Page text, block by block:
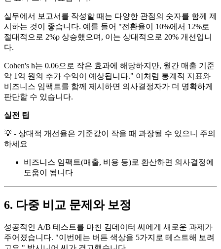
실무에서 보고서를 작성할 때는 다양한 관점의 숫자를 함께 제
시하는 것이 좋습니다. 예를 들어 "전환율이 10%에서 12%로
절대적으로 2%p 상승했으며, 이는 상대적으로 20% 개선입니
다.
Cohen's h는 0.06으로 작은 효과에 해당하지만, 월간 매출 기준
약 1억 원의 추가 수익이 예상됩니다." 이처럼 통계적 지표와
비즈니스 임팩트를 함께 제시하면 의사결정자가 더 명확하게
판단할 수 있습니다.
실전 팁
💡 - 상대적 개선율은 기준값이 작을 때 과장될 수 있으니 주의
하세요
비즈니스 임팩트(매출, 비용 등)로 환산하면 의사결정에
도움이 됩니다
6. 다중 비교 문제와 보정
성공적인 A/B 테스트를 마친 김데이터 씨에게 새로운 과제가
주어졌습니다. "이번에는 버튼 색상을 5가지로 테스트해 보려